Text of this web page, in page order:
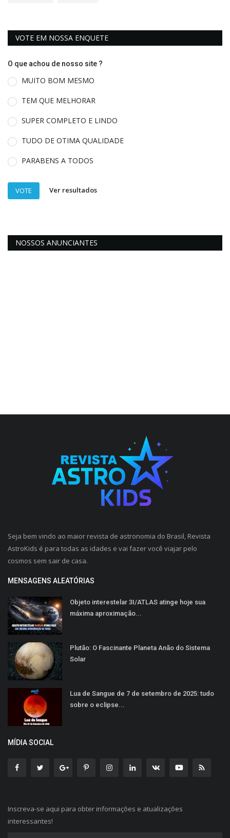
VOTE EM NOSSA ENQUETE
O que achou de nosso site ?
MUITO BOM MESMO
TEM QUE MELHORAR
SUPER COMPLETO E LINDO
TUDO DE OTIMA QUALIDADE
PARABENS A TODOS
VOTE Ver resultados
NOSSOS ANUNCIANTES
Seja bem vindo ao maior revista de astronomia do Brasil, Revista
AstroKids é para todas as idades e vai fazer você viajar pelo
cosmos sem sair de casa.
MENSAGENS ALEATÓRIAS
Objeto interestelar 3I/ATLAS atinge hoje sua
máxima aproximação...
Plutão: O Fascinante Planeta Anão do Sistema
Solar
Lua de Sangue de 7 de setembro de 2025: tudo
sobre o eclipse...
MÍDIA SOCIAL
Inscreva-se aqui para obter informações e atualizações
interessantes!